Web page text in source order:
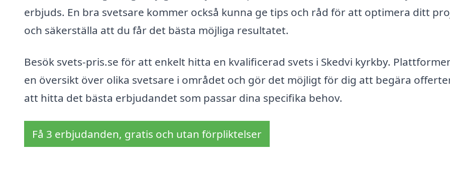
erbjuds. En bra svetsare kommer också kunna ge tips och råd för att optimera ditt
och säkerställa att du får det bästa möjliga resultatet.
Besök svets-pris.se för att enkelt hitta en kvalificerad svets i Skedvi kyrkby.
en översikt över olika svetsare i området och gör det möjligt för dig att begära
att hitta det bästa erbjudandet som passar dina specifika behov.
Få 3 erbjudanden, gratis och utan förpliktelser